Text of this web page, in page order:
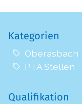
Kategorien
Oberasbach
PTA Stellen
Qualifikation